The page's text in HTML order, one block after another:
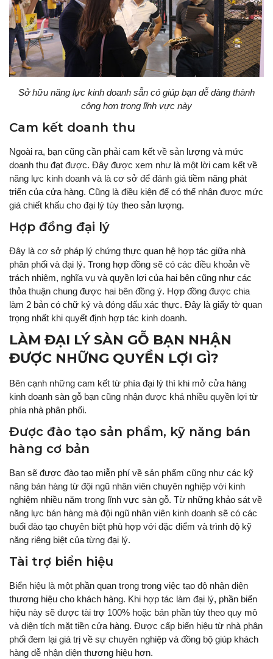
Sở hữu năng lực kinh doanh sẵn có giúp bạn dễ dàng thành
công hơn trong lĩnh vực này
Cam kết doanh thu
Ngoài ra, bạn cũng cần phải cam kết về sản lượng và mức
doanh thu đạt được. Đây được xem như là một lời cam kết về
năng lực kinh doanh và là cơ sở để đánh giá tiềm năng phát
triển của cửa hàng. Cũng là điều kiện để có thể nhận được mức
giá chiết khấu cho đại lý tùy theo sản lượng.
Hợp đồng đại lý
Đây là cơ sở pháp lý chứng thực quan hệ hợp tác giữa nhà
phân phối và đại lý. Trong hợp đồng sẽ có các điều khoản về
trách nhiệm, nghĩa vụ và quyền lợi của hai bên cũng như các
thỏa thuận chung được hai bên đồng ý. Hợp đồng được chia
làm 2 bản có chữ ký và đóng dấu xác thực. Đây là giấy tờ quan
trọng nhất khi quyết định hợp tác kinh doanh.
LÀM ĐẠI LÝ SÀN GỖ BẠN NHẬN
ĐƯỢC NHỮNG QUYỀN LỢI GÌ?
Bên cạnh những cam kết từ phía đại lý thì khi mở cửa hàng
kinh doanh sàn gỗ bạn cũng nhận được khá nhiều quyền lợi từ
phía nhà phân phối.
Được đào tạo sản phẩm, kỹ năng bán
hàng cơ bản
Bạn sẽ được đào tạo miễn phí về sản phẩm cũng như các kỹ
năng bán hàng từ đội ngũ nhân viên chuyên nghiệp với kinh
nghiệm nhiều năm trong lĩnh vực sàn gỗ. Từ những khảo sát về
năng lực bán hàng mà đội ngũ nhân viên kinh doanh sẽ có các
buổi đào tạo chuyên biệt phù hợp với đặc điểm và trình độ kỹ
năng riêng biệt của từng đại lý.
Tài trợ biển hiệu
Biển hiệu là một phần quan trọng trong việc tạo độ nhận diện
thương hiệu cho khách hàng. Khi hợp tác làm đại lý, phần biển
hiệu này sẽ được tài trợ 100% hoặc bán phần tùy theo quy mô
và diện tích mặt tiền cửa hàng. Được cấp biển hiệu từ nhà phân
phối đem lại giá trị về sự chuyên nghiệp và đồng bộ giúp khách
hàng dễ nhận diện thương hiệu hơn.